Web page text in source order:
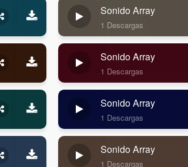
Sonido Array
1 Descargas
Sonido Array
1 Descargas
Sonido Array
1 Descargas
Sonido Array
1 Descargas